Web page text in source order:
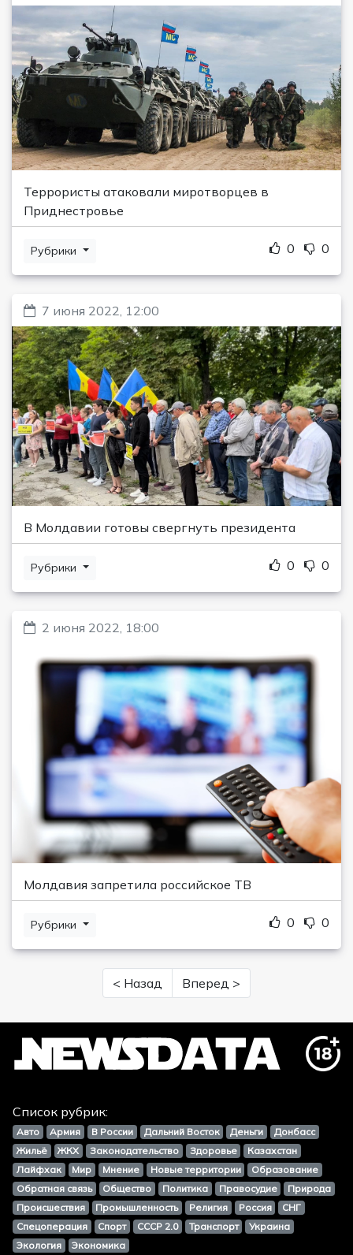
Террористы атаковали миротворцев в
Приднестровье
Рубрики 0 0
7 июня 2022, 12:00
В Молдавии готовы свергнуть президента
Рубрики 0 0
2 июня 2022, 18:00
Молдавия запретила российское ТВ
Рубрики 0 0
< Назад Вперед >
Список рубрик:
Авто Армия В России Дальний Восток Деньги
Донбасс
Жильё
ЖКХ Законодательство Здоровье
Казахстан
Лайфхак
Мир Мнение Новые территории
Образование
Обратная связь
Общество Политика Правосудие
Природа
Происшествия
Промышленность Религия Россия
СНГ
Спецоперация
Спорт СССР 2.0 Транспорт
Украина
Экология
Экономика